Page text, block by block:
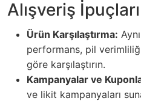
Alışveriş İpuçları
Ürün Karşılaştırma:
performans, pil
göre karşılaştırın.
Kampanyalar ve
ve likit kampanyaları